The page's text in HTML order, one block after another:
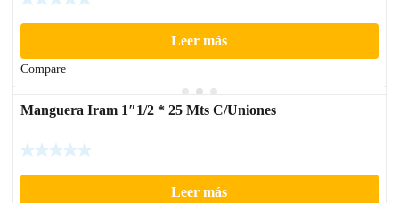
Leer más
Compare
Manguera Iram 1″1/2 * 25 Mts C/Uniones
Leer más